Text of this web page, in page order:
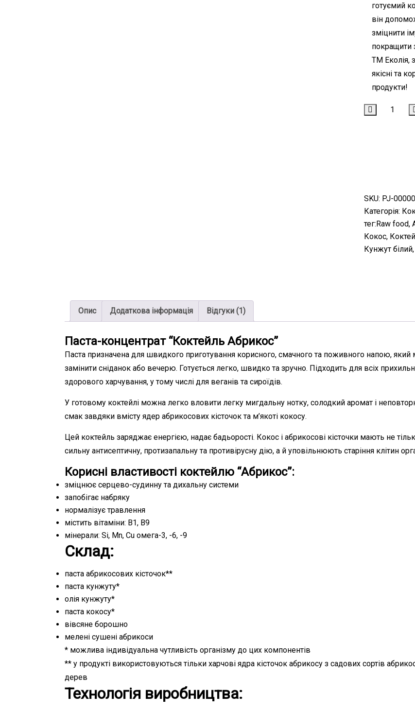
готуємий
він
зміцнити
покращити
ТМ Еколія,
якісні та
продукти!
SKU: PJ-
Категорія:
тег:Raw food,
Кокос,
Кунжут білий,
Опис Додаткова інформація Відгуки (1)
Паста-концентрат “Коктейль Абрикос”
Паста призначена для швидкого приготування корисного, смачного та поживного напою,
замінити сніданок або вечерю. Готується легко, швидко та зручно. Підходить для всіх
здорового харчування, у тому числі для веганів та сироїдів.
У готовому коктейлі можна легко вловити легку мигдальну нотку, солодкий аромат і
смак завдяки вмісту ядер абрикосових кісточок та м’якоті кокосу.
Цей коктейль заряджає енергією, надає бадьорості. Кокос і абрикосові кісточки мають не
сильну антисептичну, протизапальну та противірусну дію, а й уповільнюють старіння клітин
Корисні властивості коктейлю “Абрикос”:
зміцнює серцево-судинну та дихальну системи
запобігає набряку
нормалізує травлення
містить вітаміни: B1, B9
мінерали: Si, Mn, Cu омега-3, -6, -9
Склад:
паста абрикосових кісточок**
паста кунжуту*
олія кунжуту*
паста кокосу*
вівсяне борошно
мелені сушені абрикоси
* можлива індивідуальна чутливість організму до цих компонентів
** у продукті використовуються тільки харчові ядра кісточок абрикосу з садових сортів
дерев
Технологія виробництва: